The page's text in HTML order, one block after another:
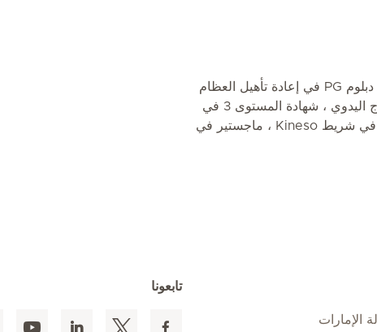
بكالوريوس في العلاج الطبيعي ، دبلوم PG في إعادة تأهيل العظام
، دبلوم PG في إعادة تأهيل العلاج اليدوي ، شهادة المستوى 3 في
علاج نقطة الزناد ، شهادة زمالة في شريط Kineso ، ماجستير في
الإمارات
تابعونا